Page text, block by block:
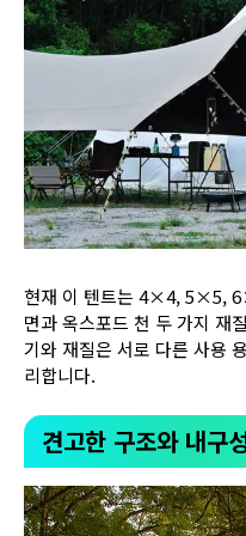
현재 이 텐트는 4×4, 5×5,
면과 옥스포드 천 두 가지 재
기와 재질은 서로 다른 사용
리합니다.
견고한 구조와 내구